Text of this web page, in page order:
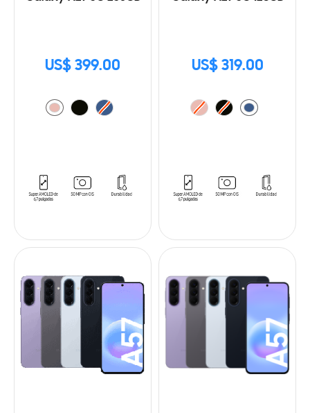
US$ 399.00 US$ 319.00